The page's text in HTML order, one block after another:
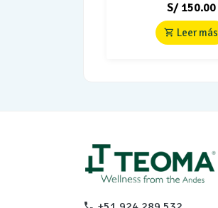
S/150.00
Leer más